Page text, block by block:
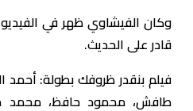
وكان الفيشاوي ظهر في
قادر على الحديث.
فيلم بنقدر ظروفك بطولة:
طافش، محمود حافظ، محمد